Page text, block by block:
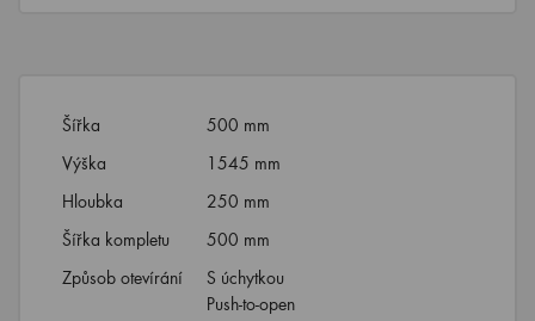
Šířka
500 mm
Výška
1545 mm
Hloubka
250 mm
Šířka kompletu
500 mm
Způsob otevírání
S úchytkou
Push-to-open